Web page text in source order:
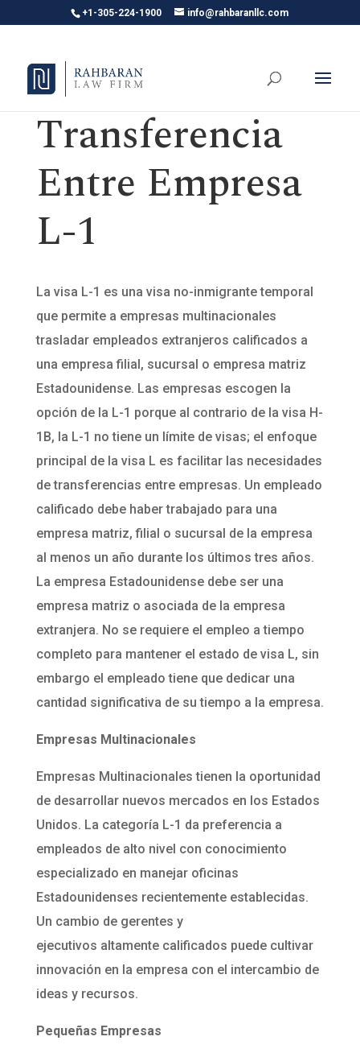
+1-305-224-1900 info@rahbaranllc.com
Transferencia
Entre Empresa
L-1
La visa L-1 es una visa no-inmigrante temporal
que permite a empresas multinacionales
trasladar empleados extranjeros calificados a
una empresa filial, sucursal o empresa matriz
Estadounidense. Las empresas escogen la
opción de la L-1 porque al contrario de la visa H-
1B, la L-1 no tiene un límite de visas; el enfoque
principal de la visa L es facilitar las necesidades
de transferencias entre empresas. Un empleado
calificado debe haber trabajado para una
empresa matriz, filial o sucursal de la empresa
al menos un año durante los últimos tres años.
La empresa Estadounidense debe ser una
empresa matriz o asociada de la empresa
extranjera. No se requiere el empleo a tiempo
completo para mantener el estado de visa L, sin
embargo el empleado tiene que dedicar una
cantidad significativa de su tiempo a la empresa.
Empresas Multinacionales
Empresas Multinacionales tienen la oportunidad
de desarrollar nuevos mercados en los Estados
Unidos. La categoría L-1 da preferencia a
empleados de alto nivel con conocimiento
especializado en manejar oficinas
Estadounidenses recientemente establecidas.
Un cambio de gerentes y
ejecutivos altamente calificados puede cultivar
innovación en la empresa con el intercambio de
ideas y recursos.
Pequeñas Empresas